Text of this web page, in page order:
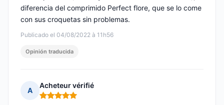
Publicado el 04/08/2022 à 11h56
diferencia del comprimido Perfect flore, que se lo come
con sus croquetas sin problemas.
Opinión traducida
A
Acheteur vérifié
Nota: 5 de 5